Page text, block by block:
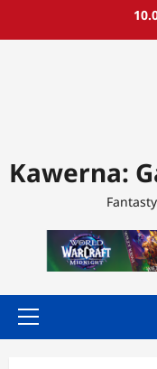
Kawerna:
Menu